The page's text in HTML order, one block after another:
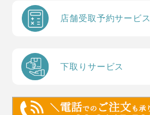
店舗受取予約サービス
下取りサービス